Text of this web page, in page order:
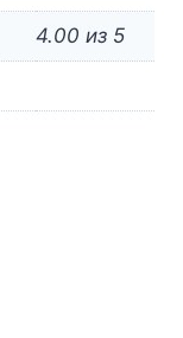
4.00 из 5